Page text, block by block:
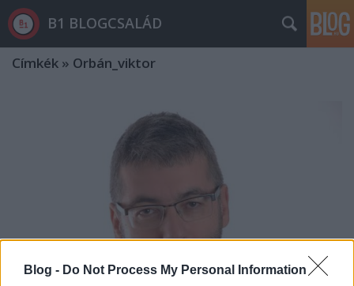
Blog - Do Not Process My Personal Information
B1 BLOGCSALÁD
Címkék » Orbán_viktor